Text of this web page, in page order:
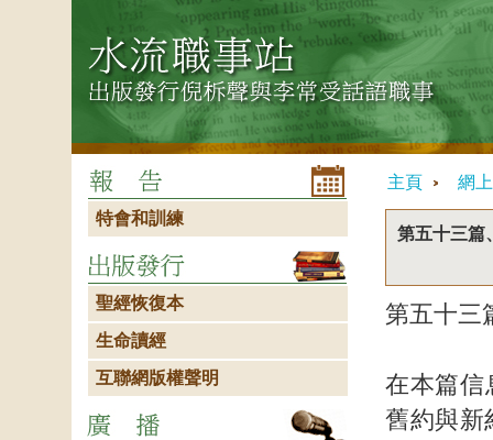
主頁 網
第五十三篇
第五十
在本篇信
舊約與新
特會和訓練
聖經恢復本
生命讀經
互聯網版權聲明